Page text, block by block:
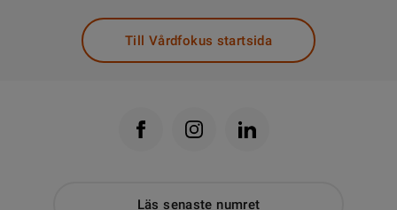
Till Vårdfokus startsida
Läs senaste numret